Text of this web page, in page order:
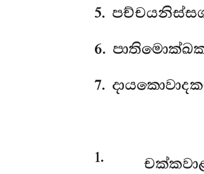
5.
6.
7.
1.